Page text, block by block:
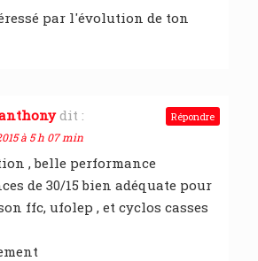
par l'évolution de ton
dit :
à 5 h 07 min
, belle performance
de 30/15 bien adéquate pour
ffc, ufolep , et cyclos casses
Répondre